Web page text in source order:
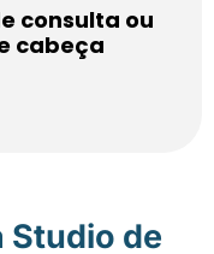
consulta ou
cabeça
Studio de